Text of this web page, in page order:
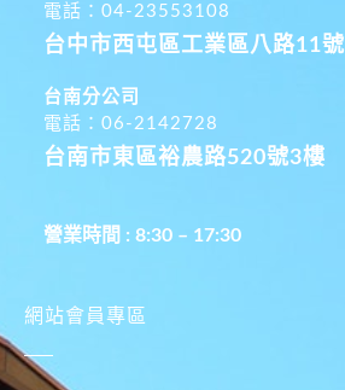
電話：04-23553108
台中市西屯區工業區八路11號
台南分公司
電話：06-2142728
台南市東區裕農路520號3樓
營業時間 : 8:30 – 17:30
網站會員專區